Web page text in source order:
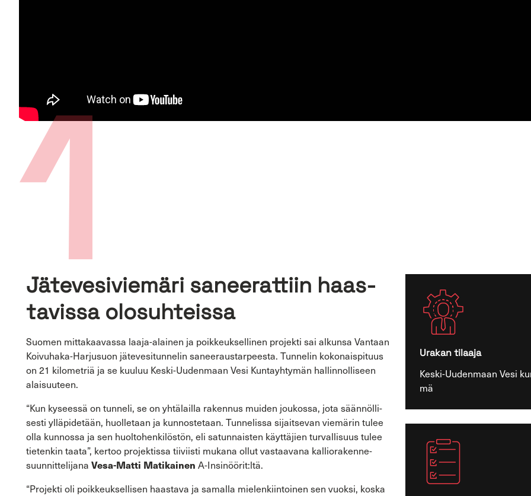
1
Jä­te­ve­si­vie­mä­ri sa­nee­rat­tiin haas­
ta­vis­sa olo­suh­teis­sa
Suo­men mit­ta­kaa­vas­sa laaja-​alainen ja poik­keuk­sel­li­nen pro­jek­ti sai al­kun­sa Van­taan
Koivuhaka-​Harjusuon jä­te­ve­si­tun­ne­lin sa­nee­raus­tar­pees­ta. Tun­ne­lin ko­ko­nais­pi­tuus
on 21 ki­lo­met­riä ja se kuu­luu Keski-​Uudenmaan Vesi Kun­tayh­ty­män hal­lin­nol­li­seen
alai­suu­teen.
“Kun ky­sees­sä on tun­ne­li, se on yh­tä­lail­la ra­ken­nus mui­den jou­kos­sa, jota sään­nöl­li­
ses­ti yl­lä­pi­de­tään, huol­le­taan ja kun­nos­te­taan. Tun­ne­lis­sa si­jait­se­van vie­mä­rin tulee
olla kun­nos­sa ja sen huol­to­hen­ki­lös­tön, eli sa­tun­nais­ten käyt­tä­jien tur­val­li­suus tulee
tie­ten­kin taata”, ker­too pro­jek­tis­sa tii­viis­ti mu­ka­na ollut vas­taa­va­na kal­lio­ra­ken­ne­
suun­nit­te­li­ja­na Vesa-​Matti Ma­ti­kai­nen A-​Insinöörit:ltä.
“Pro­jek­ti oli poik­keuk­sel­li­sen haas­ta­va ja sa­mal­la mie­len­kiin­toi­nen sen vuok­si, koska
Ura­kan ti­laa­ja
Keski-​Uudenmaan Vesi
mä